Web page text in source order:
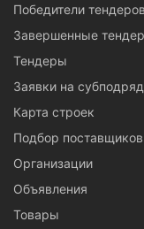
Победители тендеров
Завершенные
Тендеры
Заявки на субподряд
Карта строек
Подбор поставщиков
Организации
Объявления
Товары